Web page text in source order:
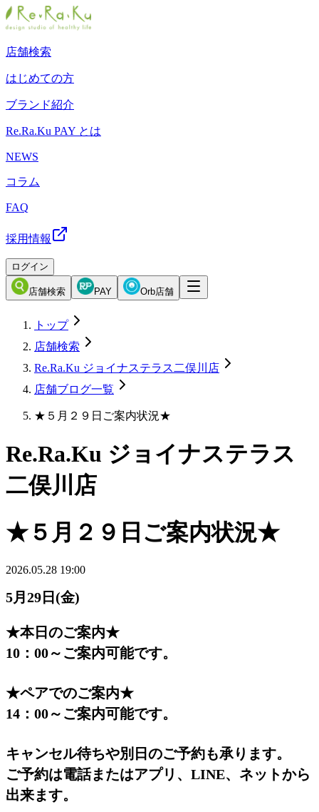
店舗検索
はじめての方
ブランド紹介
Re.Ra.Ku PAY とは
NEWS
コラム
FAQ
採用情報
ログイン
店舗検索 PAY Orb店舗
トップ
店舗検索
Re.Ra.Ku ジョイナステラス二俣川店
店舗ブログ一覧
★５月２９日ご案内状況★
Re.Ra.Ku ジョイナステラス
二俣川店
★５月２９日ご案内状況★
2026.05.28 19:00
5月29日(金)
★本日のご案内★
10：00～ご案内可能です。
★ペアでのご案内★
14：00～ご案内可能です。
キャンセル待ちや別日のご予約も承ります。
ご予約は電話またはアプリ、LINE、ネットから
出来ます。